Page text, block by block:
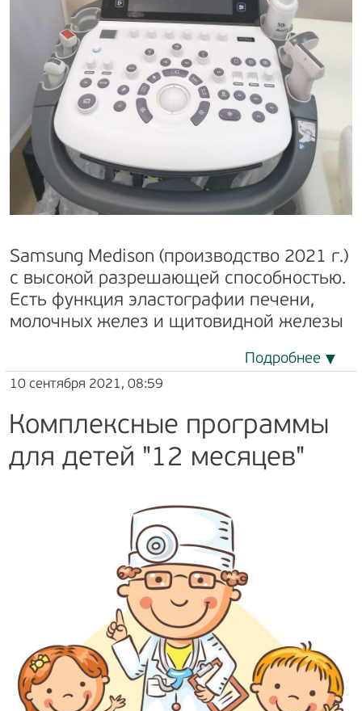
Sаmsung Medison (производство 2021 г.)
с высокой разрешающей способностью.
Есть функция эластографии печени,
молочных желез и щитовидной железы
Подробнее
10 сентября 2021, 08:59
Комплексные программы
для детей "12 месяцев"